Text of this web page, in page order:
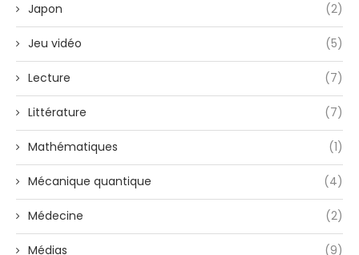
Japon (2)
Jeu vidéo (5)
Lecture (7)
Littérature (7)
Mathématiques (1)
Mécanique quantique (4)
Médecine (2)
Médias (9)